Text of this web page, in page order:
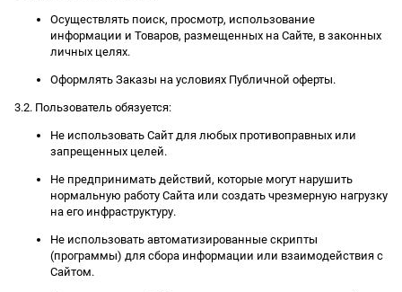
Осуществлять поиск, просмотр, использование
информации и Товаров, размещенных на Сайте, в законных
личных целях.
Оформлять Заказы на условиях Публичной оферты.
3.2. Пользователь обязуется:
Не использовать Сайт для любых противоправных или
запрещенных целей.
Не предпринимать действий, которые могут нарушить
нормальную работу Сайта или создать чрезмерную нагрузку
на его инфраструктуру.
Не использовать автоматизированные скрипты
(программы) для сбора информации или взаимодействия с
Сайтом.